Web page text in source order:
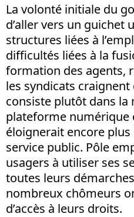
La volonté initiale du
d’aller vers un guichet
structures liées à
difficultés liées à la
formation des agents,
les syndicats
consiste plutôt dans la
plateforme numérique
éloignerait encore
service public. Pôle
usagers à utiliser ses
toutes leurs
nombreux chômeurs
d’accès à leurs droits.